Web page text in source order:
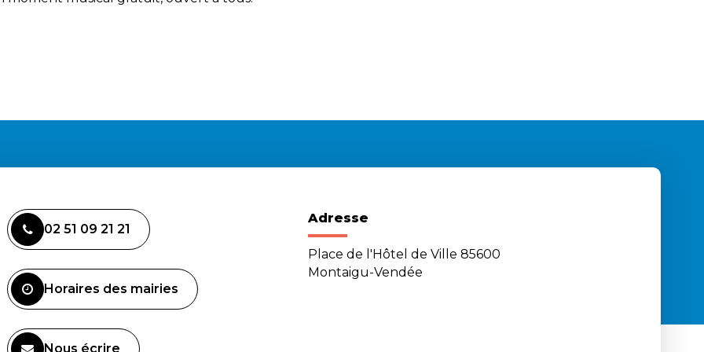
02 51 09 21 21
Horaires des mairies
Nous écrire
Adresse
Place de l'Hôtel de Ville 85600
Montaigu-Vendée